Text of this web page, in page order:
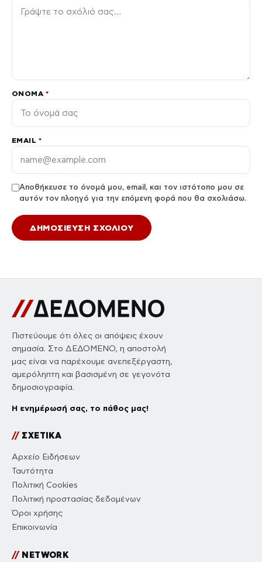
ΌΝΟΜΑ *
EMAIL *
Αποθήκευσε το όνομά μου, email, και τον ιστότοπο μου σε
αυτόν τον πλοηγό για την επόμενη φορά που θα σχολιάσω.
Πιστεύουμε ότι όλες οι απόψεις έχουν
σημασία. Στο ΔΕΔΟΜΕΝΟ, η αποστολή
μας είναι να παρέχουμε ανεπεξέργαστη,
αμερόληπτη και βασισμένη σε γεγονότα
δημοσιογραφία.
Η ενημέρωσή σας, το πάθος μας!
//ΣΧΕΤΙΚΑ
Αρχείο Ειδήσεων
Ταυτότητα
Πολιτική Cookies
Πολιτική προστασίας δεδομένων
Όροι χρήσης
Επικοινωνία
//NETWORK